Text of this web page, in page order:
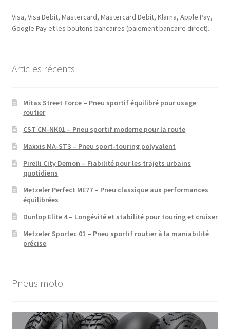
Visa, Visa Debit, Mastercard, Mastercard Debit, Klarna, Apple Pay,
Google Pay et les boutons bancaires (paiement bancaire direct).
Articles récents
Mitas Street Force – Pneu sportif équilibré pour usage
routier
CST CM-NK01 – Pneu sportif moderne pour la route
Maxxis MA-ST3 – Pneu sport-touring polyvalent
Pirelli City Demon – Fiabilité pour les trajets urbains
quotidiens
Metzeler Perfect ME77 – Pneu classique aux performances
équilibrées
Dunlop Elite 4 – Longévité et stabilité pour touring et cruiser
Metzeler Sportec 01 – Pneu sportif routier à la maniabilité
précise
Pneus moto